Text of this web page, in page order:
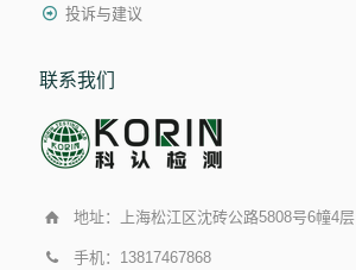
投诉与建议
联系我们
地址：上海松江区沈砖公路5808号6幢4层
手机：13817467868